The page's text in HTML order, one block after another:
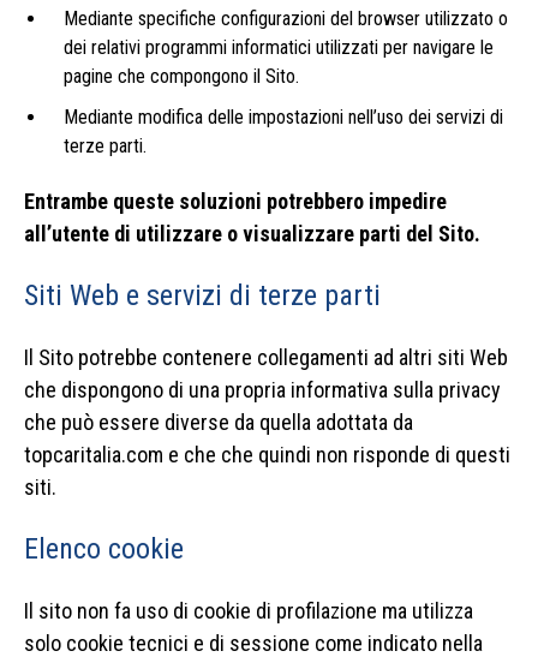
Mediante specifiche configurazioni del browser utilizzato o
dei relativi programmi informatici utilizzati per navigare le
pagine che compongono il Sito.
Mediante modifica delle impostazioni nell’uso dei servizi di
terze parti.
Entrambe queste soluzioni potrebbero impedire
all’utente di utilizzare o visualizzare parti del Sito.
Siti Web e servizi di terze parti
Il Sito potrebbe contenere collegamenti ad altri siti Web
che dispongono di una propria informativa sulla privacy
che può essere diverse da quella adottata da
topcaritalia.com e che che quindi non risponde di questi
siti.
Elenco cookie
Il sito non fa uso di cookie di profilazione ma utilizza
solo cookie tecnici e di sessione come indicato nella